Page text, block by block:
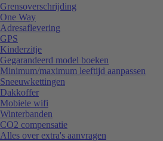
Grensoverschrijding
One Way
Adresaflevering
GPS
Kinderzitje
Gegarandeerd model boeken
Minimum/maximum leeftijd aanpassen
Sneeuwkettingen
Dakkoffer
Mobiele wifi
Winterbanden
CO2 compensatie
Alles over extra's aanvragen